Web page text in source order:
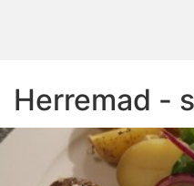
Herremad -